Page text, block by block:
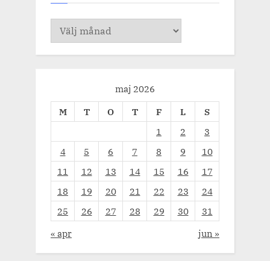
Arkiv
maj 2026
M
T O T F L
S
1
2
3
4
5 6 7 8 9
10
11
12 13 14 15 16
17
18
19 20 21 22 23
24
25
26 27 28 29 30
31
« apr
jun »